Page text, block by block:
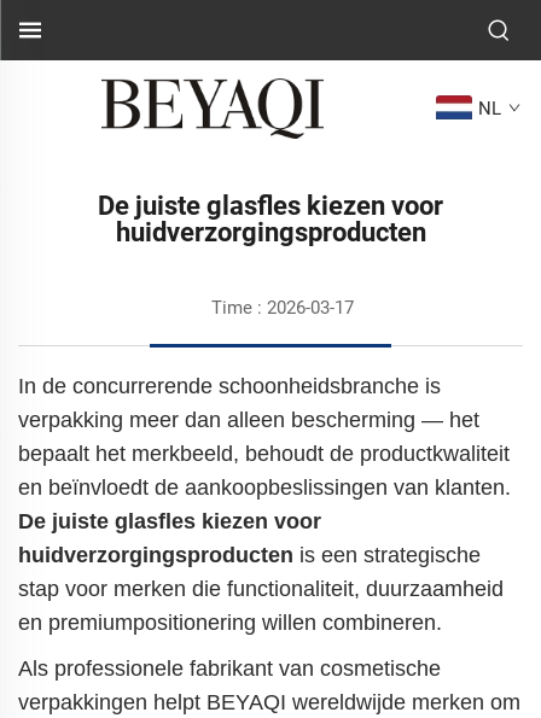
NL
De juiste glasfles kiezen voor
huidverzorgingsproducten
Time : 2026-03-17
In de concurrerende schoonheidsbranche is
verpakking meer dan alleen bescherming — het
bepaalt het merkbeeld, behoudt de productkwaliteit
en beïnvloedt de aankoopbeslissingen van klanten.
De juiste glasfles kiezen voor
huidverzorgingsproducten is een strategische
stap voor merken die functionaliteit, duurzaamheid
en premiumpositionering willen combineren.
Als professionele fabrikant van cosmetische
verpakkingen helpt BEYAQI wereldwijde merken om